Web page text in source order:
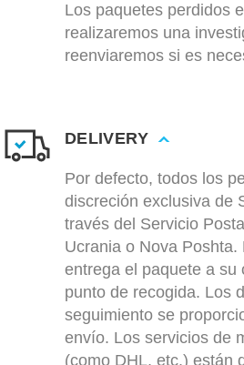
Los paquetes perdidos
realizaremos una
reenviaremos si es
DELIVERY
Por defecto, todos los
discreción exclusiva de
través del Servicio
Ucrania o Nova Poshta.
entrega el paquete a su
punto de recogida. Los
seguimiento se
envío. Los servicios de
(como DHL, etc.) están